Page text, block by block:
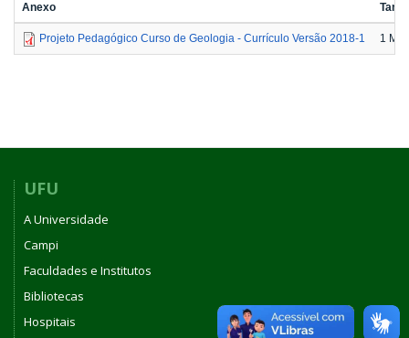
Anexo
Projeto Pedagógico Curso de Geologia - Currículo Versão 2018-1 1 MB
UFU
A Universidade
Campi
Faculdades e Institutos
Bibliotecas
Hospitais